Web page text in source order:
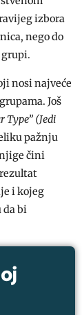
izbora
nego do
nosi najveće
Još
Type” (Jedi
pažnju
čini
i kojeg
da bi